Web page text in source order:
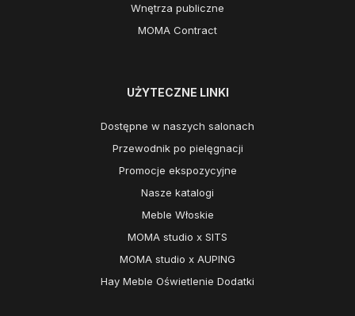
Wnętrza publiczne
MOMA Contract
UŻYTECZNE LINKI
Dostępne w naszych salonach
Przewodnik po pielęgnacji
Promocje ekspozycyjne
Nasze katalogi
Meble Włoskie
MOMA studio x SITS
MOMA studio x AUPING
Hay Meble Oświetlenie Dodatki